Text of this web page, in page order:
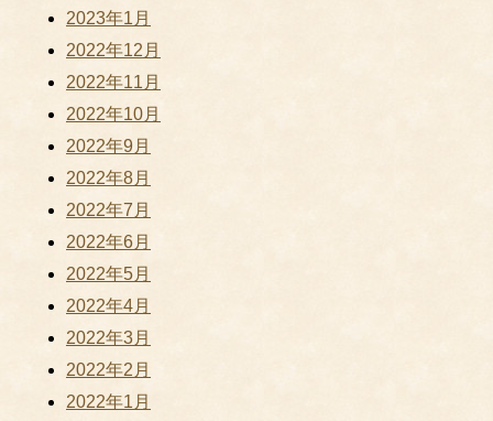
2023年1月
2022年12月
2022年11月
2022年10月
2022年9月
2022年8月
2022年7月
2022年6月
2022年5月
2022年4月
2022年3月
2022年2月
2022年1月